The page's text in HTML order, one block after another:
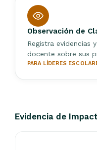
Observación de
Registra evidencias
docente sobre sus
PARA LÍDERES
Evidencia de